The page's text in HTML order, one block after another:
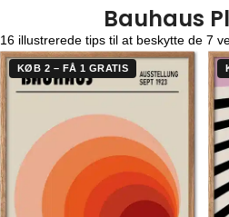
Bauhaus
16 illustrerede tips til at beskytte de 7
KØB 2 – FÅ 1 GRATIS